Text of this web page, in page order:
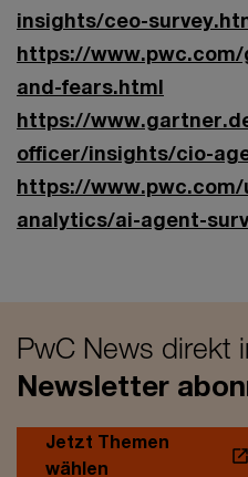
insights/ceo-
https://
and-fears.html
https://
officer/insights/cio-
https://
analytics/ai-agent-
PwC News direkt
Newsletter
Jetzt Themen
wählen